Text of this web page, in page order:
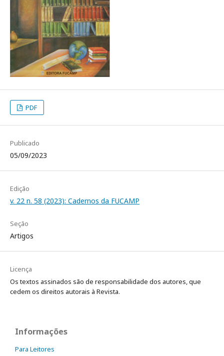
PDF
Publicado
05/09/2023
Edição
v. 22 n. 58 (2023): Cadernos da FUCAMP
Seção
Artigos
Licença
Os textos assinados são de responsabilidade dos autores, que
cedem os direitos autorais à Revista.
Informações
Para Leitores